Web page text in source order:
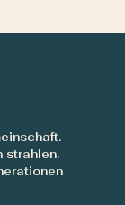
strahlen.